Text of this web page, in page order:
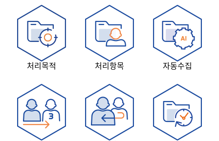
처리목적 처리항목 자동수집